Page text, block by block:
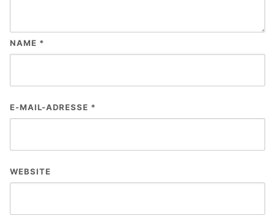
NAME *
E-MAIL-ADRESSE *
WEBSITE